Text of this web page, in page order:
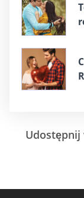
Udostępnij